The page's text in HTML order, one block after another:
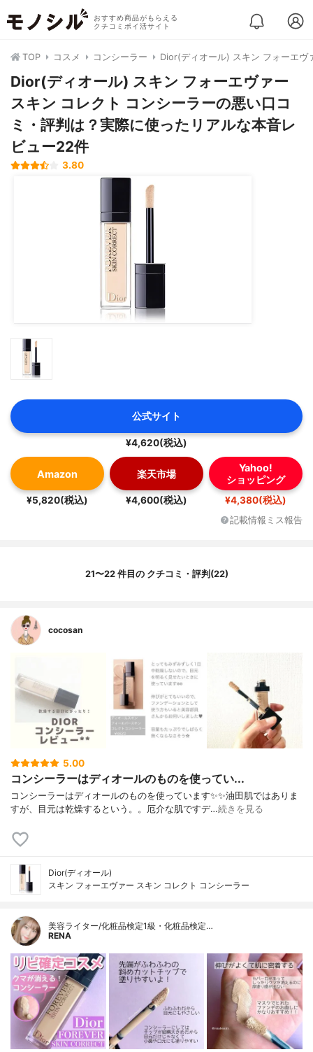
おすすめ商品がもらえる
クチコミポイ活サイト
TOP コスメ コンシーラー Dior(ディオール) スキン フォーエヴ
Dior(ディオール) スキン フォーエヴァー
スキン コレクト コンシーラーの悪い口コ
ミ・評判は？実際に使ったリアルな本音レ
ビュー22件
3.80
公式サイト
¥4,620(税込)
Amazon
¥5,820(税込)
楽天市場
¥4,600(税込)
Yahoo!
ショッピング
¥4,380(税込)
記載情報ミス報告
21〜22 件目の クチコミ・評判(22)
cocosan
5.00
コンシーラーはディオールのものを使ってい...
コンシーラーはディオールのものを使っています✨✨ㅤㅤㅤㅤㅤㅤㅤㅤㅤㅤㅤㅤㅤ油田肌ではありま
すが、目元は乾燥するという。。厄介な肌ですㅤㅤㅤㅤㅤㅤㅤㅤㅤㅤㅤㅤㅤデ…続きを見る
Dior(ディオール)
スキン フォーエヴァー スキン コレクト コンシーラー
美容ライター/化粧品検定1級・化粧品検定…
RENA